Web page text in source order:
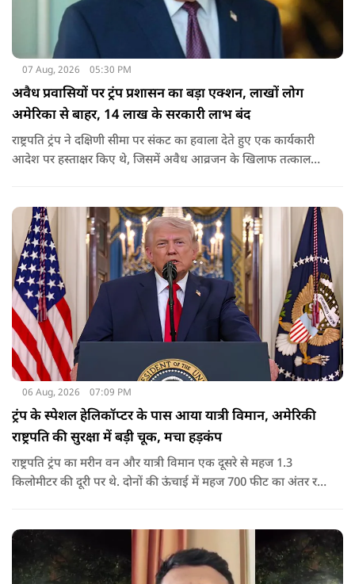
07 Aug, 2026 05:30 PM
अवैध प्रवासियों पर ट्रंप प्रशासन का बड़ा एक्शन, लाखों लोग
अमेरिका से बाहर, 14 लाख के सरकारी लाभ बंद
राष्ट्रपति ट्रंप ने दक्षिणी सीमा पर संकट का हवाला देते हुए एक कार्यकारी
आदेश पर हस्ताक्षर किए थे, जिसमें अवैध आव्रजन के खिलाफ तत्काल
06 Aug, 2026 07:09 PM
ट्रंप के स्पेशल हेलिकॉप्टर के पास आया यात्री विमान, अमेरिकी
राष्ट्रपति की सुरक्षा में बड़ी चूक, मचा हड़कंप
राष्ट्रपति ट्रंप का मरीन वन और यात्री विमान एक दूसरे से महज 1.3
किलोमीटर की दूरी पर थे. दोनों की ऊंचाई में महज 700 फीट का अंतर रह